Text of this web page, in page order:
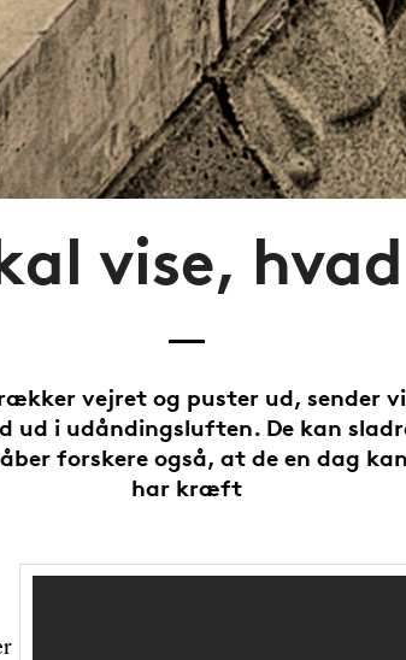
vise,
vejret og puster ud, sender
ud i udåndingsluften. De kan
forskere også, at de en dag
har kræft